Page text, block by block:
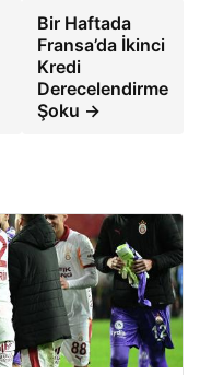
Bir Haftada
Fransa’da İkinci
Kredi
Derecelendirme
Şoku →